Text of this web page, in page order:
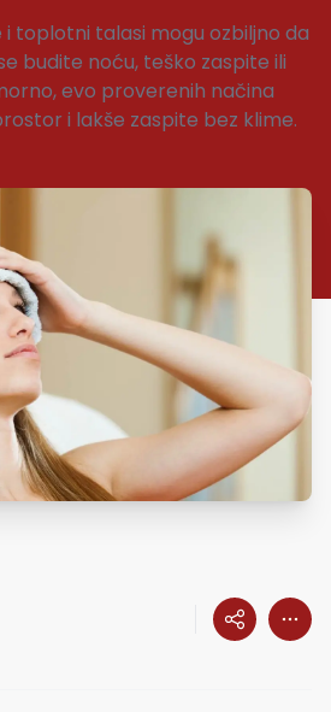
toplotni talasi mogu ozbiljno da
budite noću, teško zaspite ili
evo proverenih načina
i lakše zaspite bez klime.